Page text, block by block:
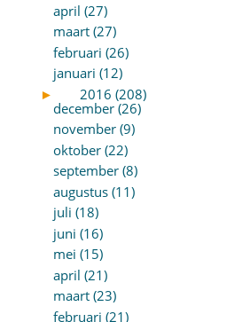
april (27)
maart (27)
februari (26)
januari (12)
►
2016 (208)
december (26)
november (9)
oktober (22)
september (8)
augustus (11)
juli (18)
juni (16)
mei (15)
april (21)
maart (23)
februari (21)